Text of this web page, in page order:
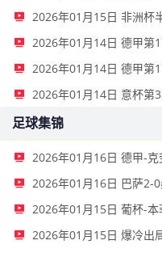
2026年01月15日 非洲杯
2026年01月14日 德甲第
2026年01月14日 德甲第
2026年01月14日 意杯第
足球集锦